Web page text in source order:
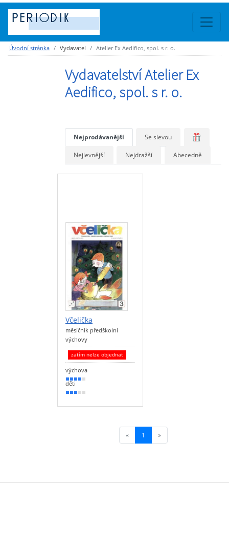
Úvodní stránka Vydavatel Atelier Ex Aedifico, spol. s r. o.
Vydavatelství Atelier Ex
Aedifico, spol. s r. o.
Nejprodávanější Se slevou
Nejlevnější Nejdražší Abecedně
Včelička
měsíčník předškolní
výchovy
zatím nelze objednat
výchova
80 %
děti
60 %
« 1 (current)
»